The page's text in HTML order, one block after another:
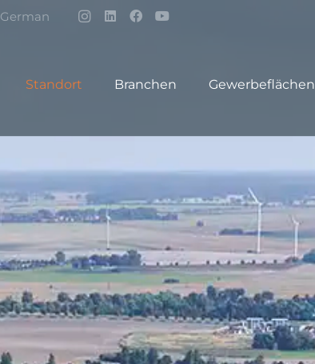
German
Standort Branchen Gewerbeflächen